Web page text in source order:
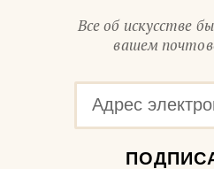
Все об искусстве
вашем